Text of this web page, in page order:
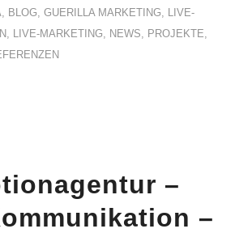
, BLOG, GUERILLA MARKETING, LIVE-
, LIVE-MARKETING, NEWS, PROJEKTE,
–
–